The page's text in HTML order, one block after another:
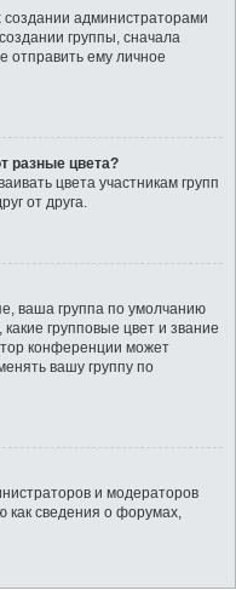
администраторами
группы, сначала
отправить ему личное
разные цвета?
цвета участникам групп
от друга.
ваша группа по умолчанию
групповые цвет и звание
конференции может
вашу группу по
и модераторов
как сведения о форумах,